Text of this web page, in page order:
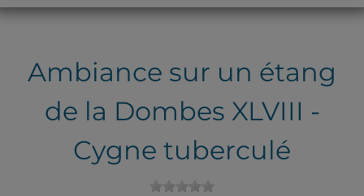
Ambiance sur un étang
de la Dombes XLVIII -
Cygne tuberculé